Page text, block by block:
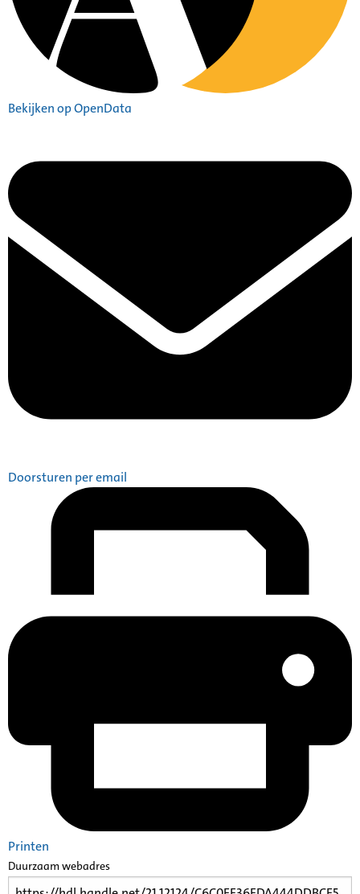
Bekijken op OpenData
Doorsturen per email
Printen
Duurzaam webadres